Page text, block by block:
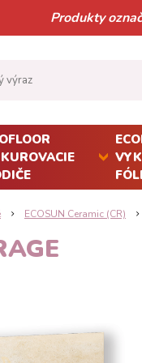
Produkty
ECOSUN Ceramic (CR)